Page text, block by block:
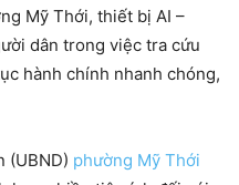
Mỹ Thới, thiết bị AI –
dân trong việc tra cứu
hành chính nhanh chóng,
(UBND) phường Mỹ Thới